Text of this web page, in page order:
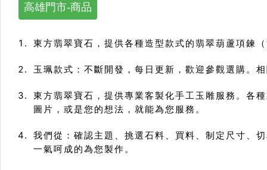
高雄門市-商品
東方翡翠寶石，提供各種造型款式的翡翠葫蘆項鍊
玉珮款式：不斷開發，每日更新，歡迎參觀選購。
東方翡翠寶石，提供專業客製化手工玉雕服務。各
圖片，或是您的想法，就能為您服務。
我們從：確認主題、挑選石料、買料、制定尺寸、
一氣呵成的為您製作。